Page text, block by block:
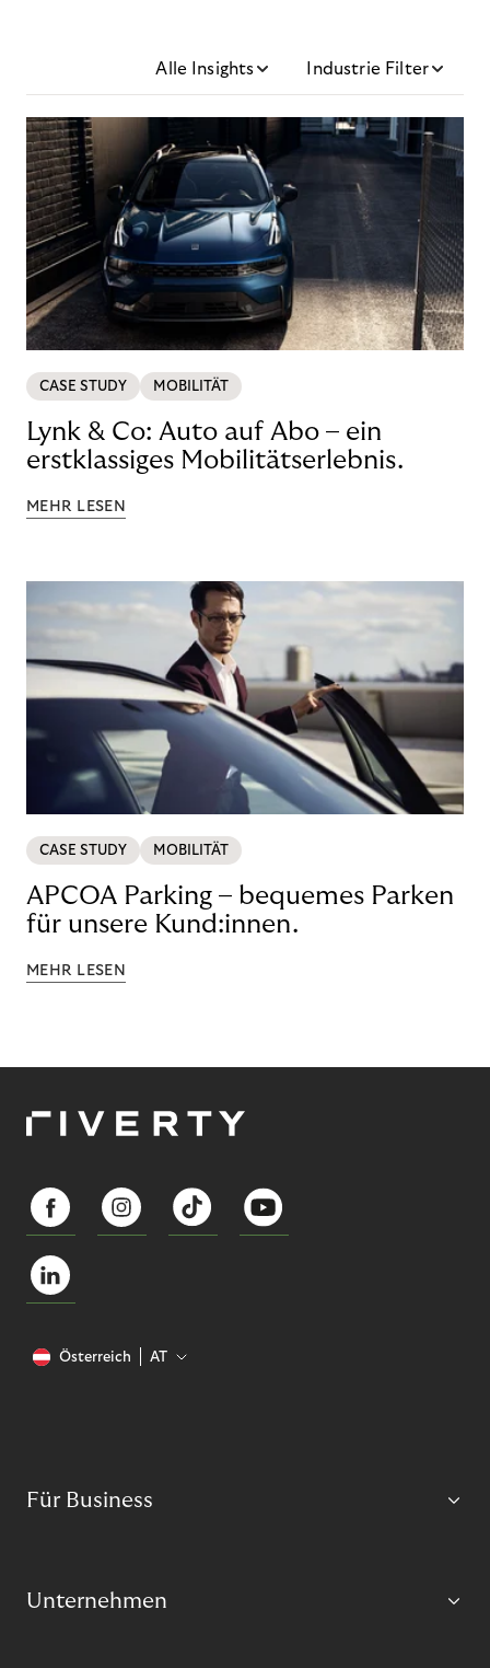
Alle Insights Industrie Filter
CASE STUDY MOBILITÄT
Lynk & Co: Auto auf Abo – ein
erstklassiges Mobilitätserlebnis.
MEHR LESEN
CASE STUDY MOBILITÄT
APCOA Parking – bequemes Parken
für unsere Kund:innen.
MEHR LESEN
Österreich AT
Für Business
Unternehmen